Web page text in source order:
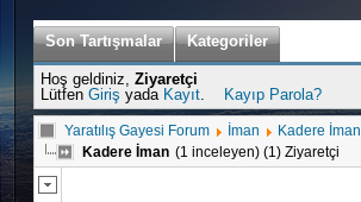
Son Tartışmalar Kategoriler
Hoş geldiniz, Ziyaretçi
Lütfen Giriş yada Kayıt. Kayıp Parola?
Yaratılış Gayesi Forum İman
Kadere İman
Kadere İman (1 inceleyen) (1) Ziyaretçi